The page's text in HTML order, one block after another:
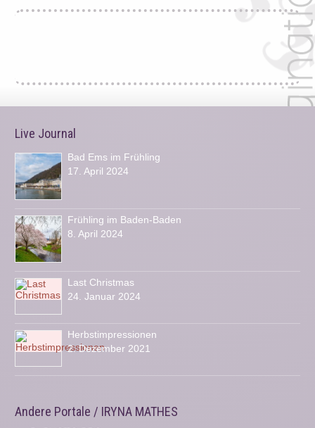
Live Journal
Bad Ems im Frühling
17. April 2024
Frühling im Baden-Baden
8. April 2024
Last Christmas
24. Januar 2024
Herbstimpressionen
2. Dezember 2021
Andere Portale / IRYNA MATHES